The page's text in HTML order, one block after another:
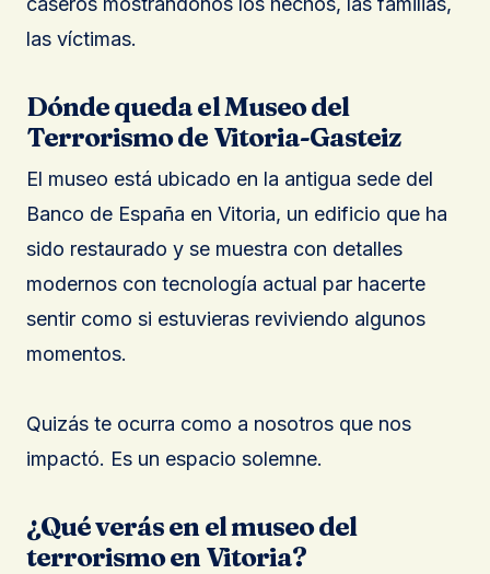
las víctimas.
Dónde queda el Museo del
Terrorismo de Vitoria-Gasteiz
El museo está ubicado en la antigua sede del
Banco de España en Vitoria, un edificio que ha
sido restaurado y se muestra con detalles
modernos con tecnología actual par hacerte
sentir como si estuvieras reviviendo algunos
momentos.
Quizás te ocurra como a nosotros que nos
impactó. Es un espacio solemne.
¿Qué verás en el museo del
terrorismo en Vitoria?